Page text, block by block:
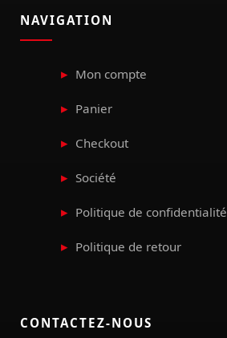
NAVIGATION
Mon compte
Panier
Checkout
Société
Politique de confidentialité
Politique de retour
CONTACTEZ-NOUS